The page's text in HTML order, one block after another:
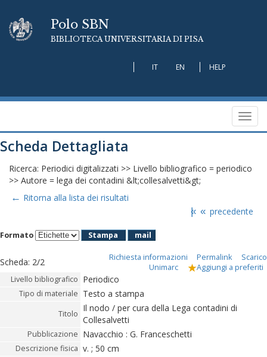
Polo SBN
BIBLIOTECA UNIVERSITARIA DI PISA
IT EN HELP
Scheda Dettagliata
Ricerca: Periodici digitalizzati >> Livello bibliografico = periodico
>> Autore = lega dei contadini &lt;collesalvetti&gt;
← Ritorna alla lista dei risultati
|« « precedente
Formato Stampa mail
Scheda: 2/2 Richiesta informazioni Permalink
Scarico
Unimarc
Aggiungi a preferiti
Livello bibliografico Periodico
Tipo di materiale Testo a stampa
Titolo
Il nodo / per cura della Lega contadini di
Collesalvetti
Pubblicazione Navacchio : G. Franceschetti
Descrizione fisica v. ; 50 cm